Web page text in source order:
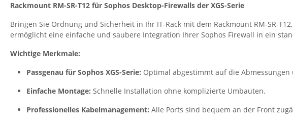
Rackmount RM-SR-T12 für Sophos Desktop-Firewalls der XGS-Serie
Bringen Sie Ordnung und Sicherheit in Ihr IT-Rack mit dem Rackmount RM-SR-
ermöglicht eine einfache und saubere Integration Ihrer Sophos Firewall in ein
Wichtige Merkmale:
Passgenau für Sophos XGS-Serie: Optimal abgestimmt auf die Abmessungen
Einfache Montage: Schnelle Installation ohne komplizierte Umbauten.
Professionelles Kabelmanagement: Alle Ports sind bequem an der Front